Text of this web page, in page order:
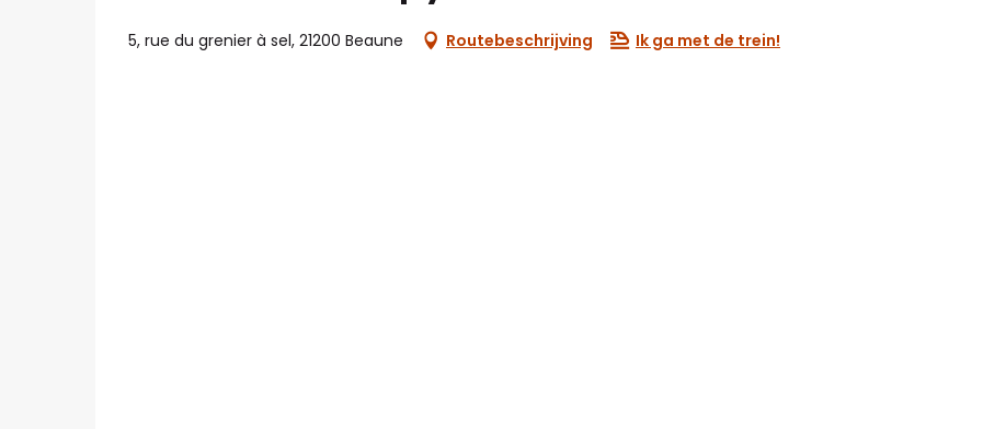
5, rue du grenier à sel, 21200 Beaune Routebeschrijving Ik ga met de trein!